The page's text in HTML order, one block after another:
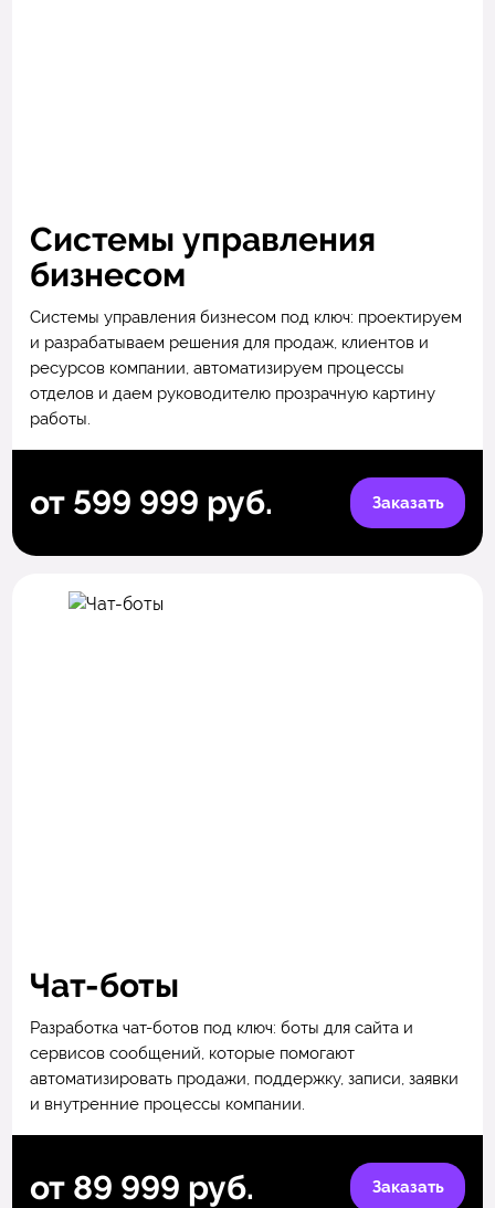
Системы управления
бизнесом
Системы управления бизнесом под ключ: проектируем
и разрабатываем решения для продаж, клиентов и
ресурсов компании, автоматизируем процессы
отделов и даем руководителю прозрачную картину
работы.
от 599 999 руб. Заказать
Чат-боты
Разработка чат-ботов под ключ: боты для сайта и
сервисов сообщений, которые помогают
автоматизировать продажи, поддержку, записи, заявки
и внутренние процессы компании.
от 89 999 руб. Заказать